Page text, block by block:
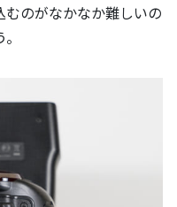
のがなかなか難しいの